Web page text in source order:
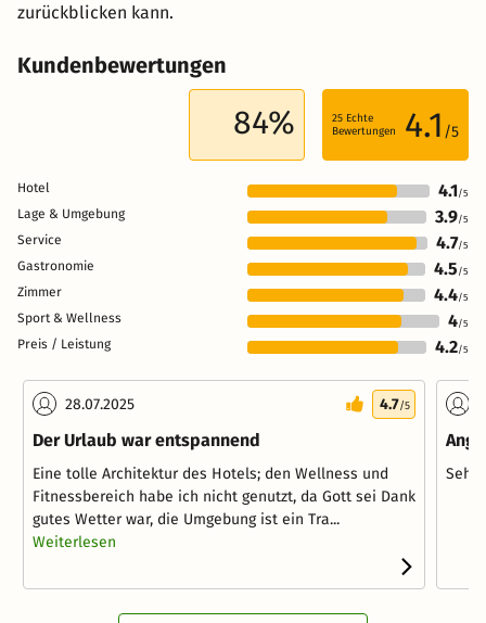
zurückblicken kann.
Kundenbewertungen
84% 25 Echte
Bewertungen
4.1 /5
Hotel 4.1/5
Lage & Umgebung 3.9/5
Service 4.7/5
Gastronomie 4.5 /5
Zimmer 4.4/5
Sport & Wellness 4/5
Preis / Leistung 4.2/5
28.07.2025 4.7/5
Der Urlaub war entspannend
Eine tolle Architektur des Hotels; den Wellness und
Fitnessbereich habe ich nicht genutzt, da Gott sei Dank
gutes Wetter war, die Umgebung ist ein Tra...
Weiterlesen
Sehr